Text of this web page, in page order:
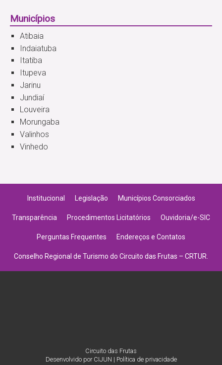
Municípios
Atibaia
Indaiatuba
Itatiba
Itupeva
Jarinu
Jundiaí
Louveira
Morungaba
Valinhos
Vinhedo
Institucional Legislação Municípios Consorciados
Transparência Procedimentos Licitatórios Ouvidoria/e-SIC
Perguntas Frequentes Endereços e Contatos
Conselho Regional de Turismo do Circuito das Frutas – CRTUR.
Circuito das Frutas
Desenvolvido por CIJUN | Política de privacidade